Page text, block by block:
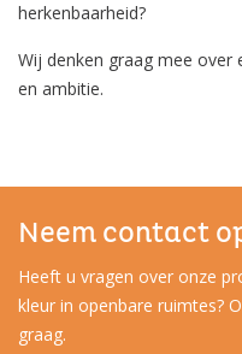
herkenbaarheid?
Wij denken graag mee
en ambitie.
Neem contact
Heeft u vragen over onze
kleur in openbare ruimtes?
graag.